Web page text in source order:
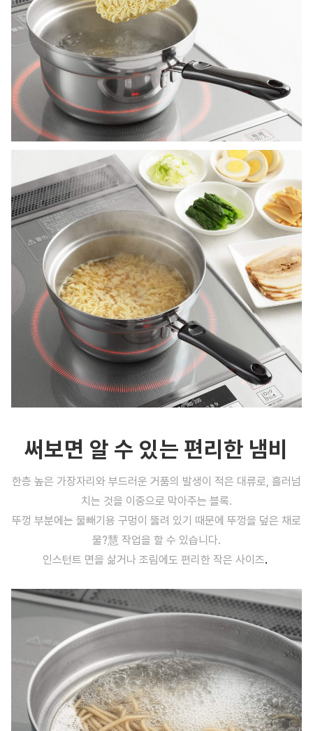
써보면 알 수 있는 편리한 냄비
한층 높은 가장자리와 부드러운 거품의 발생이 적은 대류로, 흘러넘
치는 것을 이중으로 막아주는 블록.
뚜껑 부분에는 물빼기용 구멍이 뚫려 있기 때문에 뚜껑을 덮은 채로
물?慧 작업을 할 수 있습니다.
인스턴트 면을 삶거나 조림에도 편리한 작은 사이즈.